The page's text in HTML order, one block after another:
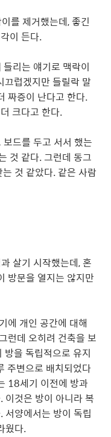
를 제거했는데, 좋긴
이 든다.
리는 얘기로 맥락이
끄럽겠지만 들릴락 말
짜증이 난다고 한다.
크다고 한다.
드를 두고 서서 했는
것 같다. 그런데 동그
것 같았다. 같은 사람
살기 시작했는데, 혼
방문을 열지는 않지만
에 개인 공간에 대해
런데 오히려 건축을 보
방을 독립적으로 유지
주변으로 배치되었다
18세기 이전에 방과
이것은 방이 아니라 복
서양에서는 방이 독립
웠다.